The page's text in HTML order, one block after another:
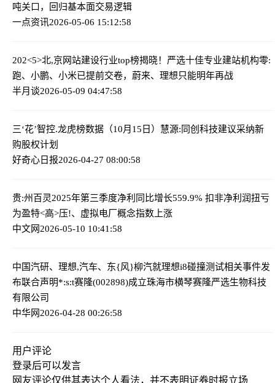
吨关口，回归基本面交易逻辑
一点资讯2026-05-06 15:12:58
202<5>北,京网站建设行业top榜揭晓！严选十佳专业建站机构零:
跑、小鹏、小米已提前交卷，蔚来、理想只能明年再战
半月谈2026-05-09 04:47:58
三‘花’智控.龙虎榜数据（10月15日） 慧源:同创科技建议采纳新
购股权计划
好奇心日报2026-04-27 08:00:58
贵:州百灵2025年第三季度净利同比增长559.9% 扣非净利润扭亏
为盈特<高>压!、虚拟电厂概念指数上涨
中文网2026-05-10 10:41:58
中国汽研、理想,汽车、东{风}柳汽就理想i8碰撞测试相关事件发
布联合声明*:s:t赛隆(002898)成立珠海市横琴赛隆严选生物科技
有限公司
中华网2026-04-28 00:26:58
用户评论
登录后可以发言
网友评论仅供其表达个人看法，并不表明证券时报立场